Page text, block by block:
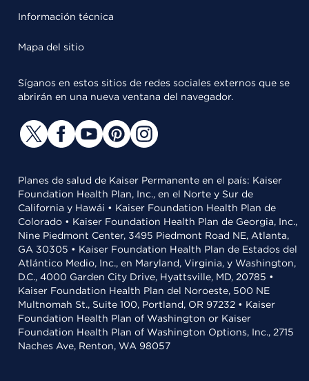
Información técnica
Mapa del sitio
Síganos en estos sitios de redes sociales externos que se
abrirán en una nueva ventana del navegador.
Planes de salud de Kaiser Permanente en el país: Kaiser
Foundation Health Plan, Inc., en el Norte y Sur de
California y Hawái • Kaiser Foundation Health Plan de
Colorado • Kaiser Foundation Health Plan de Georgia, Inc.,
Nine Piedmont Center, 3495 Piedmont Road NE, Atlanta,
GA 30305 • Kaiser Foundation Health Plan de Estados del
Atlántico Medio, Inc., en Maryland, Virginia, y Washington,
D.C., 4000 Garden City Drive, Hyattsville, MD, 20785 •
Kaiser Foundation Health Plan del Noroeste, 500 NE
Multnomah St., Suite 100, Portland, OR 97232 • Kaiser
Foundation Health Plan of Washington or Kaiser
Foundation Health Plan of Washington Options, Inc., 2715
Naches Ave, Renton, WA 98057